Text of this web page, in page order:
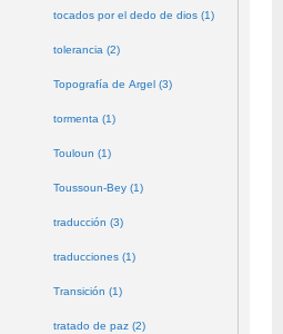
tocados por el dedo de dios (1)
tolerancia (2)
Topografía de Argel (3)
tormenta (1)
Touloun (1)
Toussoun-Bey (1)
traducción (3)
traducciones (1)
Transición (1)
tratado de paz (2)